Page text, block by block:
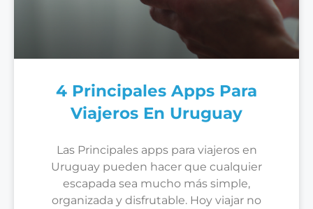
4 Principales Apps Para
Viajeros En Uruguay
Las Principales apps para viajeros en
Uruguay pueden hacer que cualquier
escapada sea mucho más simple,
organizada y disfrutable. Hoy viajar no